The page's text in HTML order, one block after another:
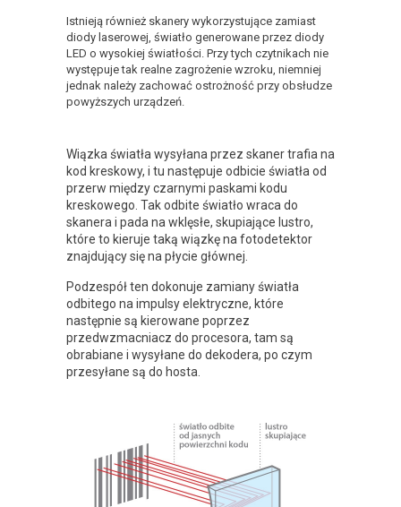
Istnieją również skanery wykorzystujące zamiast
diody laserowej, światło generowane przez diody
LED o wysokiej światłości. Przy tych czytnikach nie
występuje tak realne zagrożenie wzroku, niemniej
jednak należy zachować ostrożność przy obsłudze
powyższych urządzeń.
Wiązka światła wysyłana przez skaner trafia na
kod kreskowy, i tu następuje odbicie światła od
przerw między czarnymi paskami kodu
kreskowego. Tak odbite światło wraca do
skanera i pada na wklęsłe, skupiające lustro,
które to kieruje taką wiązkę na fotodetektor
znajdujący się na płycie głównej.
Podzespół ten dokonuje zamiany światła
odbitego na impulsy elektryczne, które
następnie są kierowane poprzez
przedwzmacniacz do procesora, tam są
obrabiane i wysyłane do dekodera, po czym
przesyłane są do hosta.